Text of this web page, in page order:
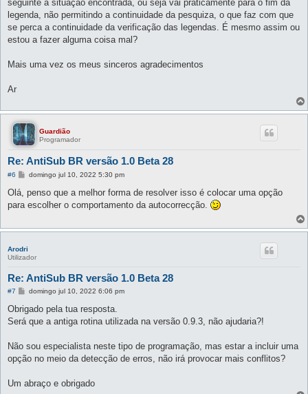
seguinte à situação encontrada, ou seja vai práticamente para o fim da
legenda, não permitindo a continuidade da pesquiza, o que faz com que
se perca a continuidade da verificação das legendas. É mesmo assim ou
estou a fazer alguma coisa mal?
Mais uma vez os meus sinceros agradecimentos
Ar
Guardião
Programador
Re: AntiSub BR versão 1.0 Beta 28
#6
M
n
s
a
m
domingo jul 10, 2022 5:30 pm
Olá, penso que a melhor forma de resolver isso é colocar uma opção
para escolher o comportamento da autocorrecção.
Arodri
Utilizador
Re: AntiSub BR versão 1.0 Beta 28
#7
M
n
s
a
m
domingo jul 10, 2022 6:06 pm
Obrigado pela tua resposta.
Será que a antiga rotina utilizada na versão 0.9.3, não ajudaria?!
Não sou especialista neste tipo de programação, mas estar a incluir uma
opção no meio da detecção de erros, não irá provocar mais conflitos?
Um abraço e obrigado